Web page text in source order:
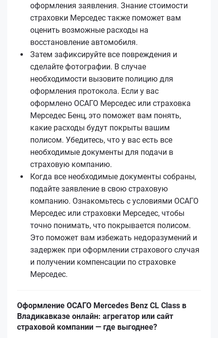
оформления заявления. Знание стоимости
страховки Мерседес также поможет вам
оценить возможные расходы на
восстановление автомобиля.
Затем зафиксируйте все повреждения и
сделайте фотографии. В случае
необходимости вызовите полицию для
оформления протокола. Если у вас
оформлено ОСАГО Мерседес или страховка
Мерседес Бенц, это поможет вам понять,
какие расходы будут покрыты вашим
полисом. Убедитесь, что у вас есть все
необходимые документы для подачи в
страховую компанию.
Когда все необходимые документы собраны,
подайте заявление в свою страховую
компанию. Ознакомьтесь с условиями ОСАГО
Мерседес или страховки Мерседес, чтобы
точно понимать, что покрывается полисом.
Это поможет вам избежать недоразумений и
задержек при оформлении страхового случая
и получении компенсации по страховке
Мерседес.
Оформление ОСАГО Mercedes Benz CL Class в
Владикавказе онлайн: агрегатор или сайт
страховой компании — где выгоднее?